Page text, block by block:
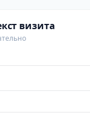
визита